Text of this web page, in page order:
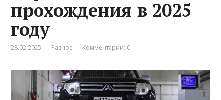
прохождения в 2025
году
28.02.2025 Разное Комментарии: 0